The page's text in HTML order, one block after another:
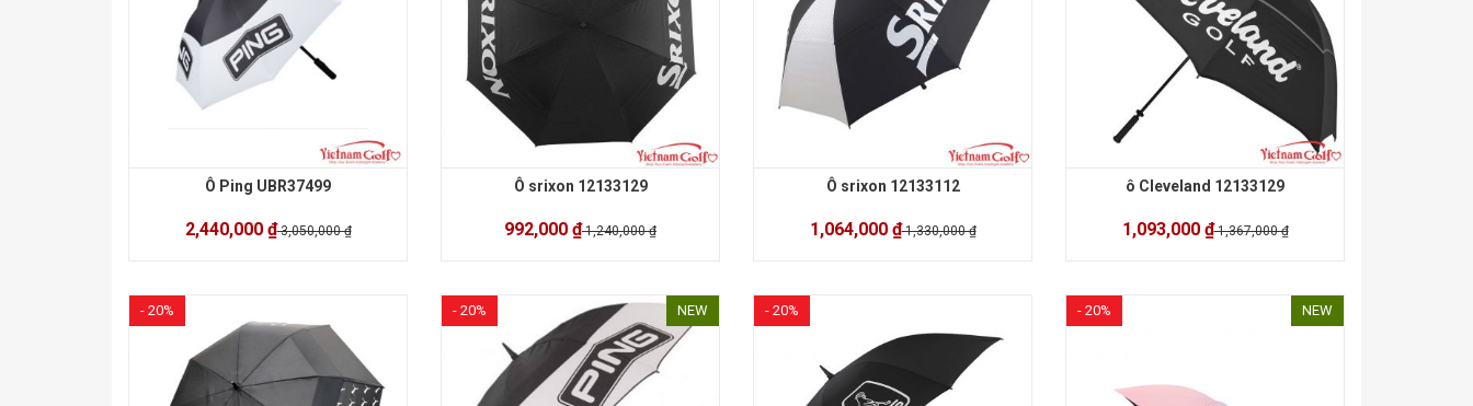
Ô Ping UBR37499
2,440,000 ₫3,050,000 ₫
Ô srixon 12133129
992,000 ₫1,240,000 ₫
Ô srixon 12133112
1,064,000 ₫1,330,000 ₫
ô Cleveland 12133129
1,093,000 ₫1,367,000 ₫
- 20% - 20% NEW - 20% - 20% NEW